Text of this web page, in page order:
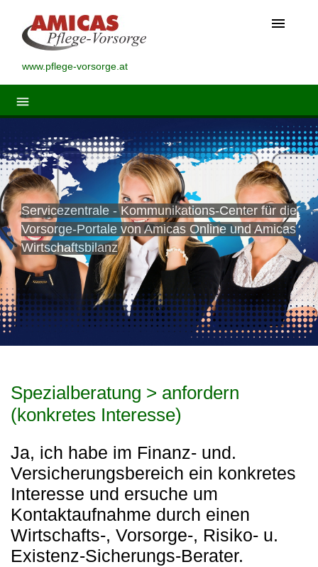
menu
www.pflege-vorsorge.at
menu
Servicezentrale - Kommunikations-Center für die
Vorsorge-Portale von Amicas Online und Amicas
Wirtschaftsbilanz
Spezialberatung > anfordern
(konkretes Interesse)
Ja, ich habe im Finanz- und.
Versicherungsbereich ein konkretes
Interesse und ersuche um
Kontaktaufnahme durch einen
Wirtschafts-, Vorsorge-, Risiko- u.
Existenz-Sicherungs-Berater.